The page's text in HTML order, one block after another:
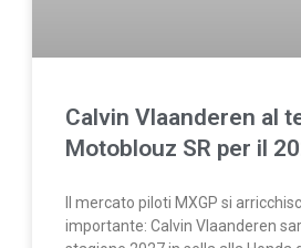
Calvin Vlaanderen al
Motoblouz SR per il
Il mercato piloti MXGP si
importante: Calvin Vlaanderen